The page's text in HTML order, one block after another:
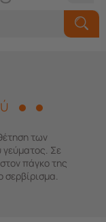
των
Σε
πάγκο της
σερβίρισμα.